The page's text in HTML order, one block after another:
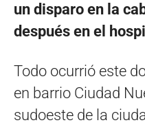
un disparo en la
después en el
Todo ocurrió este
en barrio Ciudad
sudoeste de la